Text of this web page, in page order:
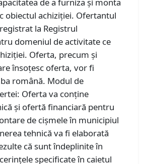
obiectul achiziției. Ofertantul
la Registrul
domeniul de activitate ce
Oferta, precum și
însoțesc oferta, vor fi
română. Modul de
Oferta va conține
și ofertă financiară pentru
de cișmele în municipiul
tehnică va fi elaborată
că sunt îndeplinite în
specificate în caietul